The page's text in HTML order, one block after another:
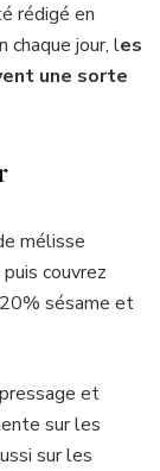
rédigé en
chaque jour, les
une sorte
mélisse
couvrez
sésame et
et
sur les
sur les